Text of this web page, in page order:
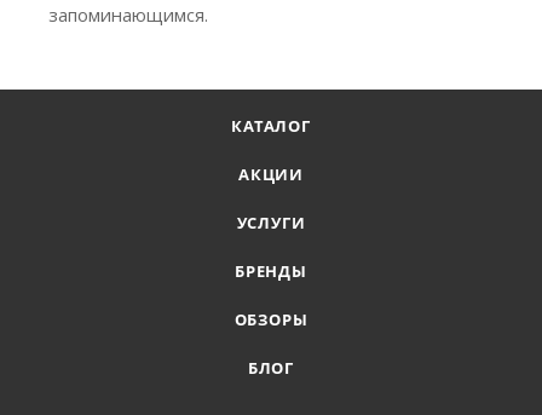
запоминающимся.
КАТАЛОГ
АКЦИИ
УСЛУГИ
БРЕНДЫ
ОБЗОРЫ
БЛОГ